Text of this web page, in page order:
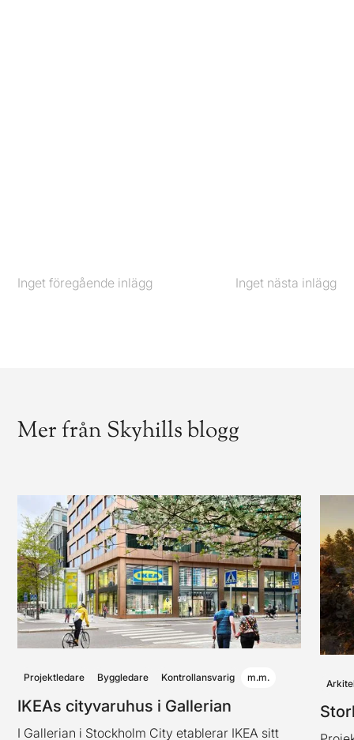
Föregående
Inget föregående inlägg Nästa
Inget nästa inlägg
Mer från Skyhills blogg
Projektledare Byggledare Kontrollansvarig m.m.
IKEAs cityvaruhus i Gallerian
I Gallerian i Stockholm City etablerar IKEA sitt